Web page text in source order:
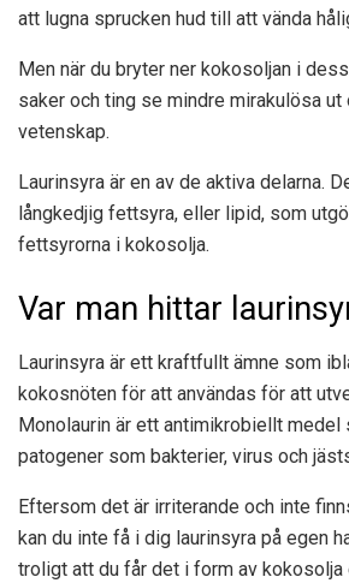
att lugna sprucken hud till att vända
Men när du bryter ner kokosoljan i
saker och ting se mindre mirakulösa ut
vetenskap.
Laurinsyra är en av de aktiva delarna.
långkedjig fettsyra, eller lipid, som
fettsyrorna i kokosolja.
Var man hittar
Laurinsyra är ett kraftfullt ämne som
kokosnöten för att användas för att
Monolaurin är ett antimikrobiellt medel
patogener som bakterier, virus och
Eftersom det är irriterande och inte
kan du inte få i dig laurinsyra på egen
troligt att du får det i form av